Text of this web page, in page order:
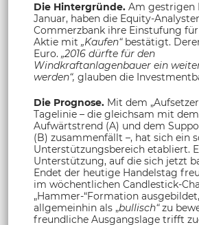
Die Hintergründe. Am gestrigen
Januar, haben die Equity-
Commerzbank ihre Einstufung
Aktie mit „Kaufen“bestätigt.
Euro. „2016 dürfte für den
Windkraftanlagenbauer ein
werden“, glauben die
Die Prognose. Mit dem
Tagelinie – die gleichsam mit
Aufwärtstrend (A) und dem
(B) zusammenfällt –, hat sich ein
Unterstützungsbereich etabliert.
Unterstützung, auf die sich jetzt
Endet der heutige Handelstag
im wöchentlichen Candlestick-
„Hammer-“Formation
allgemeinhin als „bullisch“zu
freundliche Ausgangslage trifft